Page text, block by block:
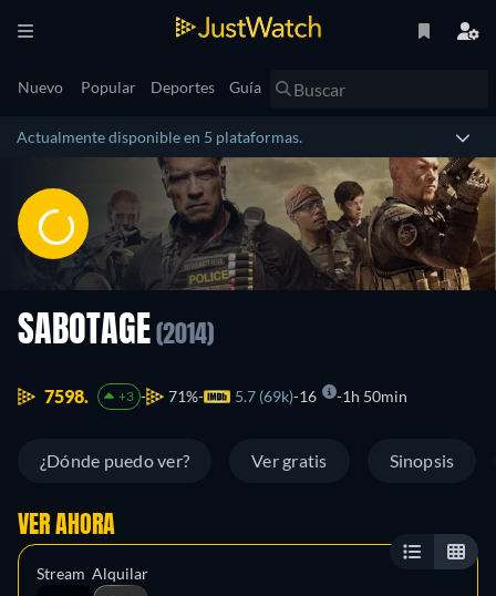
Nuevo Popular Deportes Guía
Actualmente disponible en 5 plataformas.
SABOTAGE (2014)
7598. +3 71% 5.7 (69k) 16 1h 50min
¿Dónde puedo ver? Ver gratis Sinopsis
VER AHORA
Stream Alquilar